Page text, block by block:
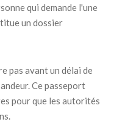
qui demande l'une
un dossier
pas avant un délai de
Ce passeport
pour que les autorités